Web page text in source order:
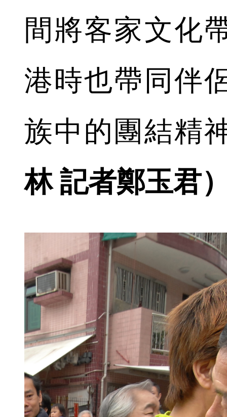
間將客家文化
港時也帶同伴
族中的團結精
林 記者鄭玉君